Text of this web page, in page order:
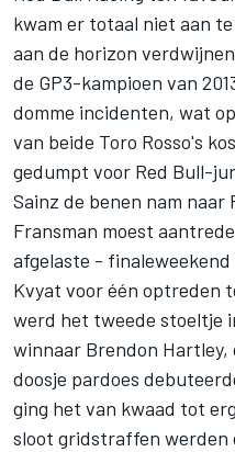
kwam er totaal niet aan
aan de horizon
de GP3-kampioen van
domme incidenten, wat
van beide Toro Rosso's
gedumpt voor Red Bull-
Sainz de benen nam naar
Fransman moest
afgelaste -
Kvyat voor één optreden
werd het tweede stoeltje
winnaar Brendon
doosje pardoes
ging het van kwaad tot
sloot gridstraffen werden